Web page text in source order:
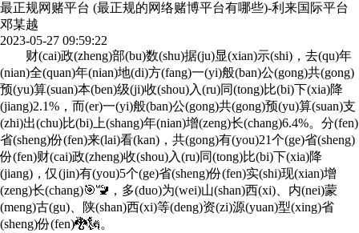
最正规网赌平台 (最正规的网络赌博平台有哪些)-利来国际平台
邓某越
2023-05-27 09:59:22
财(cai)政(zheng)部(bu)数(shu)据(ju)显(xian)示(shi)，去(qu)年
(nian)全(quan)年(nian)地(di)方(fang)一(yi)般(ban)公(gong)共(gong)
预(yu)算(suan)本(ben)级(ji)收(shou)入(ru)同(tong)比(bi)下(xia)降
(jiang)2.1%，而(er)一(yi)般(ban)公(gong)共(gong)预(yu)算(suan)支
(zhi)出(chu)比(bi)上(shang)年(nian)增(zeng)长(chang)6.4%。分(fen)
省(sheng)份(fen)来(lai)看(kan)，共(gong)有(you)21个(ge)省(sheng)
份(fen)财(cai)政(zheng)收(shou)入(ru)同(tong)比(bi)下(xia)降
(jiang)，仅(jin)有(you)5个(ge)省(sheng)份(fen)实(shi)现(xian)增
(zeng)长(chang)🎯🚾，多(duo)为(wei)山(shan)西(xi)、内(nei)蒙
(meng)古(gu)、陕(shan)西(xi)等(deng)资(zi)源(yuan)型(xing)省
(sheng)份(fen)🐉🗽。